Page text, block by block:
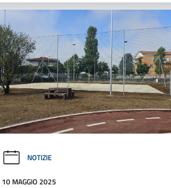
NOTIZIE
10 MAGGIO 2025